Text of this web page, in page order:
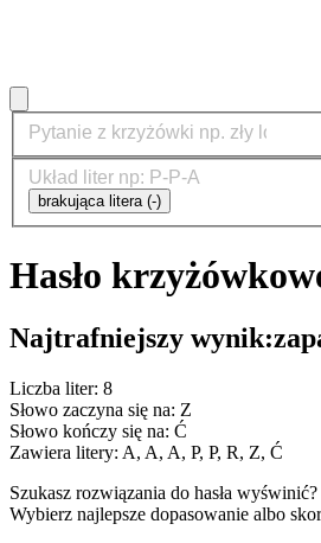
brakująca litera (-)
Hasło
Najtrafniejszy wynik:
Liczba liter: 8
Słowo zaczyna się na: Z
Słowo kończy się na: Ć
Zawiera litery: A, A, A, P, P, R, Z, Ć
Szukasz rozwiązania do hasła
Wybierz najlepsze dopasowanie albo